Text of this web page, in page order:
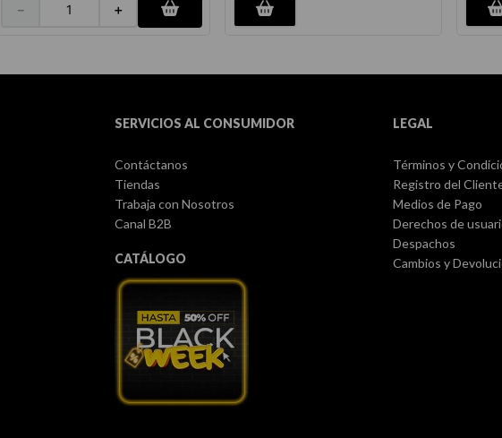
＋
－
SERVICIOS AL CONSUMIDOR
Contáctanos
Tiendas
Trabaja con Nosotros
Canal B2B
CATÁLOGO
LEGAL
Términos y
Registro del
Medios de Pago
Derechos de
Despachos
Cambios y